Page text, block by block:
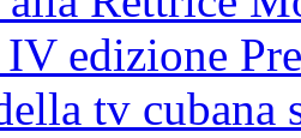
edizione
tv